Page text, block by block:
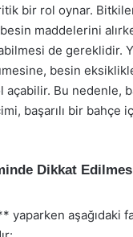
bir rol oynar.
maddelerini
de gereklidir.
besin
açabilir. Bu nedenle,
başarılı bir bahçe
Dikkat
yaparken aşağıdaki